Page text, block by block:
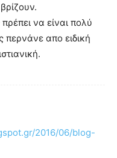
πρέπει να είναι πολύ
περνάνε απο ειδική
2016/06/blog-